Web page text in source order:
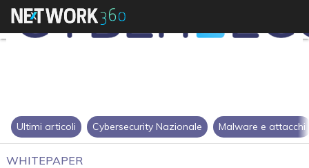
Ultimi articoli Cybersecurity Nazionale Malware e attacchi
WHITEPAPER